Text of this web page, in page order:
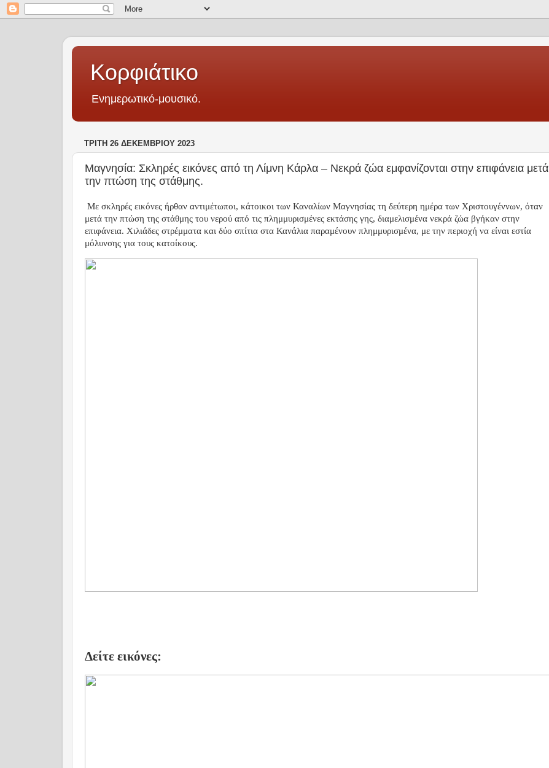
Κορφιάτικο
Eνημερωτικό-μουσικό.
ΤΡΊΤΗ 26 ΔΕΚΕΜΒΡΊΟΥ 2023
Μαγνησία: Σκληρές εικόνες από τη Λίμνη Κάρλα – Νεκρά ζώα εμφανίζονται στην επιφάνεια μετά
την πτώση της στάθμης.
Με σκληρές εικόνες ήρθαν αντιμέτωποι, κάτοικοι των Καναλίων Μαγνησίας τη δεύτερη ημέρα των Χριστουγέννων, όταν
μετά την πτώση της στάθμης του νερού από τις πλημμυρισμένες εκτάσης γης, διαμελισμένα νεκρά ζώα βγήκαν στην
επιφάνεια. Χιλιάδες στρέμματα και δύο σπίτια στα Κανάλια παραμένουν πλημμυρισμένα, με την περιοχή να είναι εστία
μόλυνσης για τους κατοίκους.
Δείτε εικόνες: